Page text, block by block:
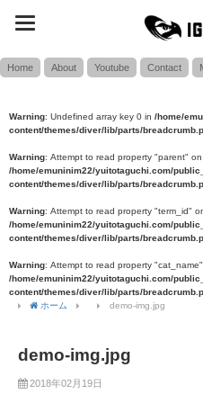
toggle
Home About Youtube Contact
Warning: Undefined array key 0 in /home/
content/themes/diver/lib/parts/
Warning: Attempt to read property "parent" on
/home/emuninim22/yuitotaguchi.com/
content/themes/diver/lib/parts/
Warning: Attempt to read property "term_id"
/home/emuninim22/yuitotaguchi.com/
content/themes/diver/lib/parts/
Warning: Attempt to read property
/home/emuninim22/yuitotaguchi.com/
content/themes/diver/lib/parts/
ホーム
demo-img.jpg
demo-img.jpg
2018年02月19日